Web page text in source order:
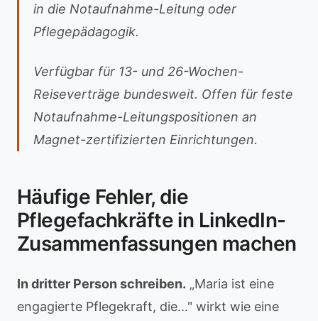
in die Notaufnahme-Leitung oder
Pflegepädagogik.
Verfügbar für 13- und 26-Wochen-
Reiseverträge bundesweit. Offen für feste
Notaufnahme-Leitungspositionen an
Magnet-zertifizierten Einrichtungen.
Häufige Fehler, die
Pflegefachkräfte in LinkedIn-
Zusammenfassungen machen
In dritter Person schreiben. „Maria ist eine
engagierte Pflegekraft, die..." wirkt wie eine